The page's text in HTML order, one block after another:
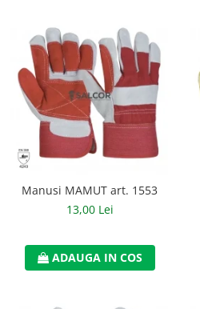
Filtre
Semimasti
Protectie vizuala
Ochelari
Viziere de protectie
Semnalizare rutiera
Manusi MAMUT art. 1553
13,00 Lei
ADAUGA IN COS